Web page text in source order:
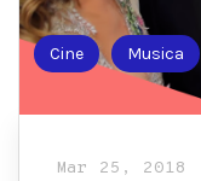
Cine Musica
Mar 25, 2018